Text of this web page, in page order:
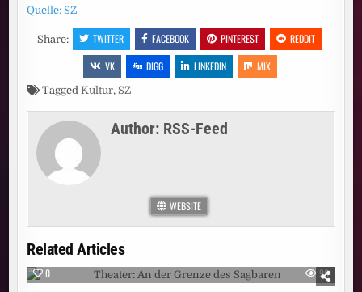
Quelle: SZ
Share: TWITTER FACEBOOK PINTEREST
REDDIT
VK
DIGG LINKEDIN MIX
TaggedKultur, SZ
Author: RSS-Feed
WEBSITE
Related Articles
0 90